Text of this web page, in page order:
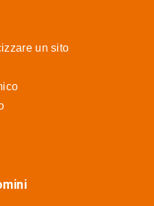
un sito